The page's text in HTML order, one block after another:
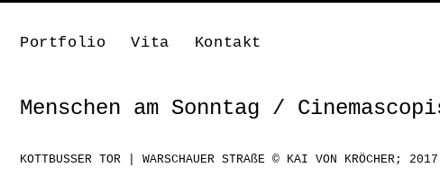
Portfolio Vita Kontakt
Menschen am Sonntag /
KOTTBUSSER TOR | WARSCHAUER STRAßE © KAI VON KRÖCHER; 2017